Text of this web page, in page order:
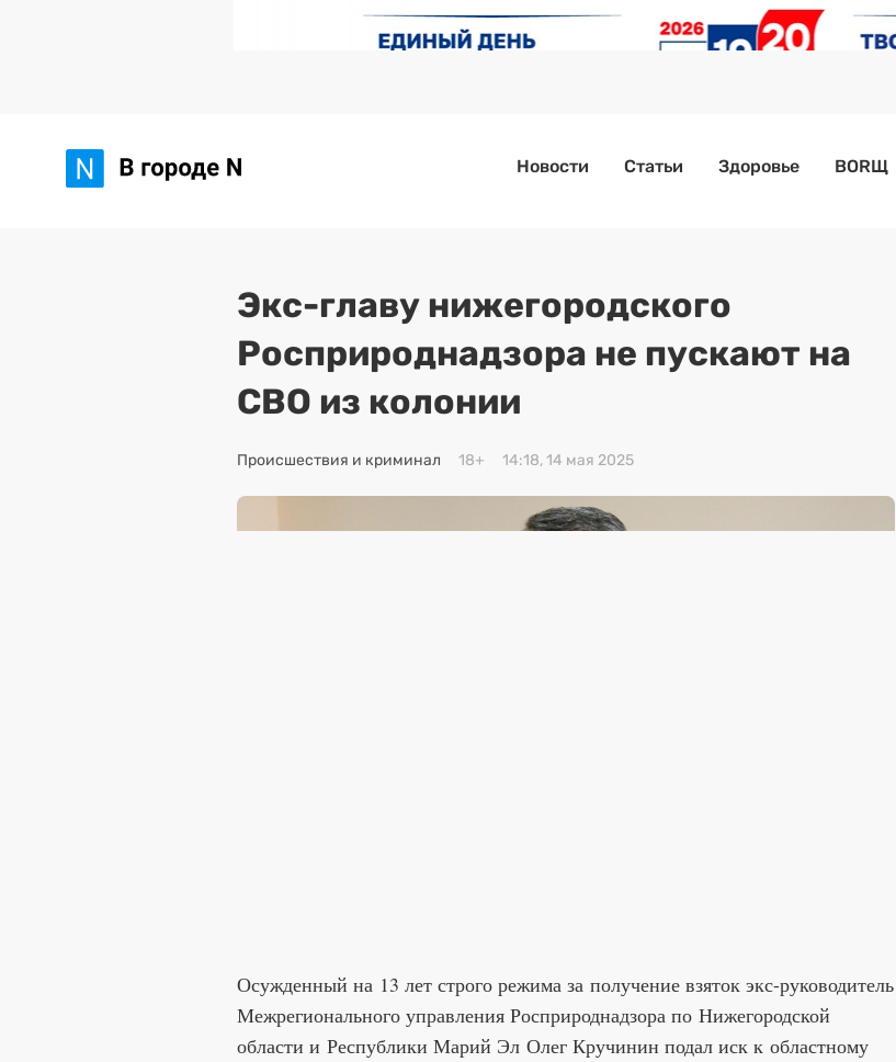
Новости Статьи Здоровье BORЩ
Экс-главу нижегородского
Росприроднадзора не пускают на
СВО из колонии
Происшествия и криминал 18+ 14:18, 14 мая 2025
Осужденный на 13 лет строго режима за получение взяток экс-руководитель
Межрегионального управления Росприроднадзора по Нижегородской
области и Республики Марий Эл Олег Кручинин подал иск к областному